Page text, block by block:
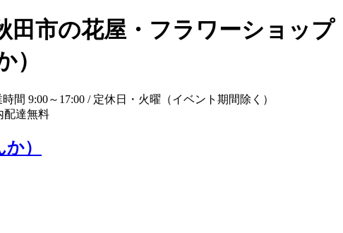
田市の花屋・フラワーショッ
）
間 9:00～17:00 / 定休日・火曜（イベント期間除く）
配達無料